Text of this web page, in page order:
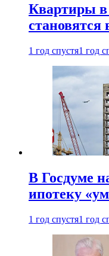
Квартиры
становятся
1 год спустя1 год
В Госдуме
ипотеку
1 год спустя1 год